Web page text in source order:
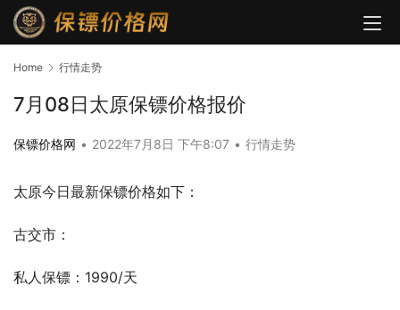
Home 行情走势
7月08日太原保镖价格报价
保镖价格网 • 2022年7月8日 下午8:07 • 行情走势
太原今日最新保镖价格如下：
古交市：
私人保镖：1990/天